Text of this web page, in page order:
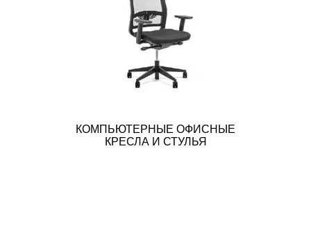
КОМПЬЮТЕРНЫЕ ОФИСНЫЕ
КРЕСЛА И СТУЛЬЯ